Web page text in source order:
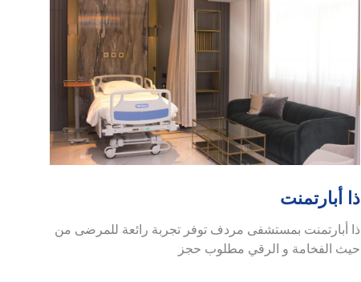
ذا أبارتمنت
ذا أبارتمنت بمستشفى مردف توفر تجربة رائعة للمرضى من
حيث الفخامة و الرقي مطلوب حجز